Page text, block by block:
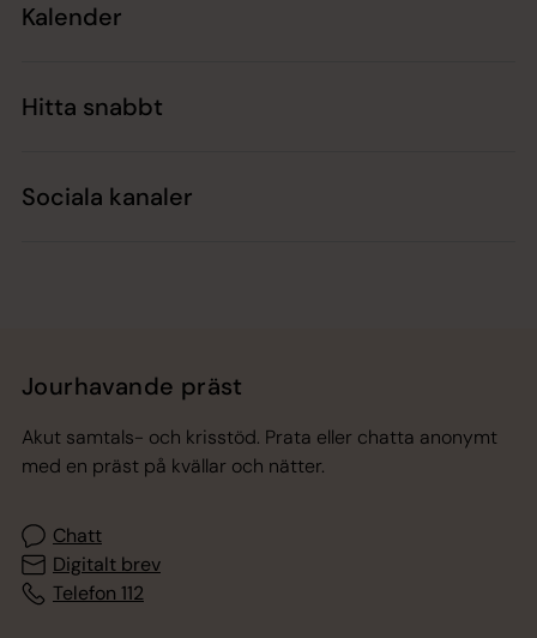
Kalender
Hitta snabbt
Sociala kanaler
Jourhavande präst
Akut samtals- och krisstöd. Prata eller chatta anonymt
med en präst på kvällar och nätter.
Chatt
Digitalt brev
Telefon 112